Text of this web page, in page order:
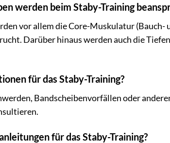
werden beim Staby-Training
vor allem die Core-Muskulatur
Darüber hinaus werden auch die
für das Staby-Training?
Bandscheibenvorfällen oder
für das Staby-Training?